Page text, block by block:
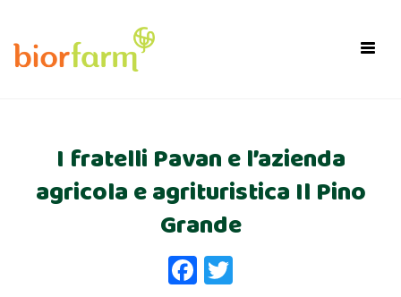
I fratelli Pavan e l’azienda
agricola e agrituristica Il Pino
Grande
Facebook